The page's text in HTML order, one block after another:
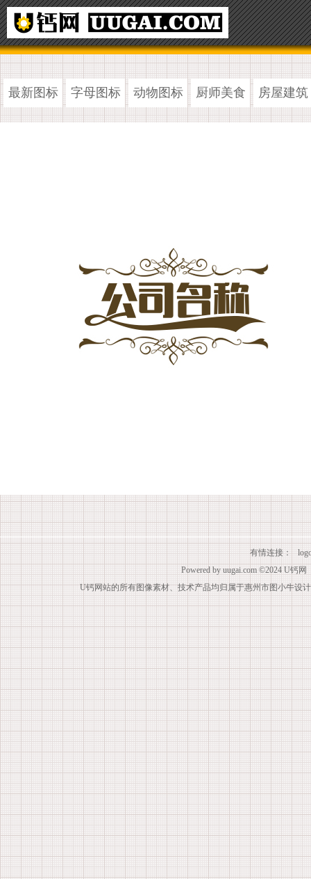
最新图标 字母图标 动物图标 厨师美食 房屋建筑
有情连接：
Powered by uugai.com ©2024 U钙网
U钙网站的所有图像素材、技术产品均归属于惠州市图小牛设